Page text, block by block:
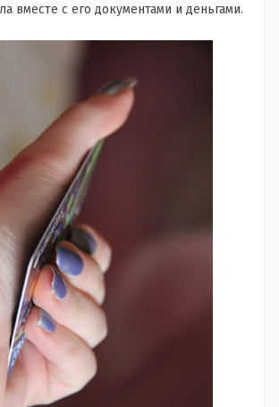
вместе с его документами и деньгами.